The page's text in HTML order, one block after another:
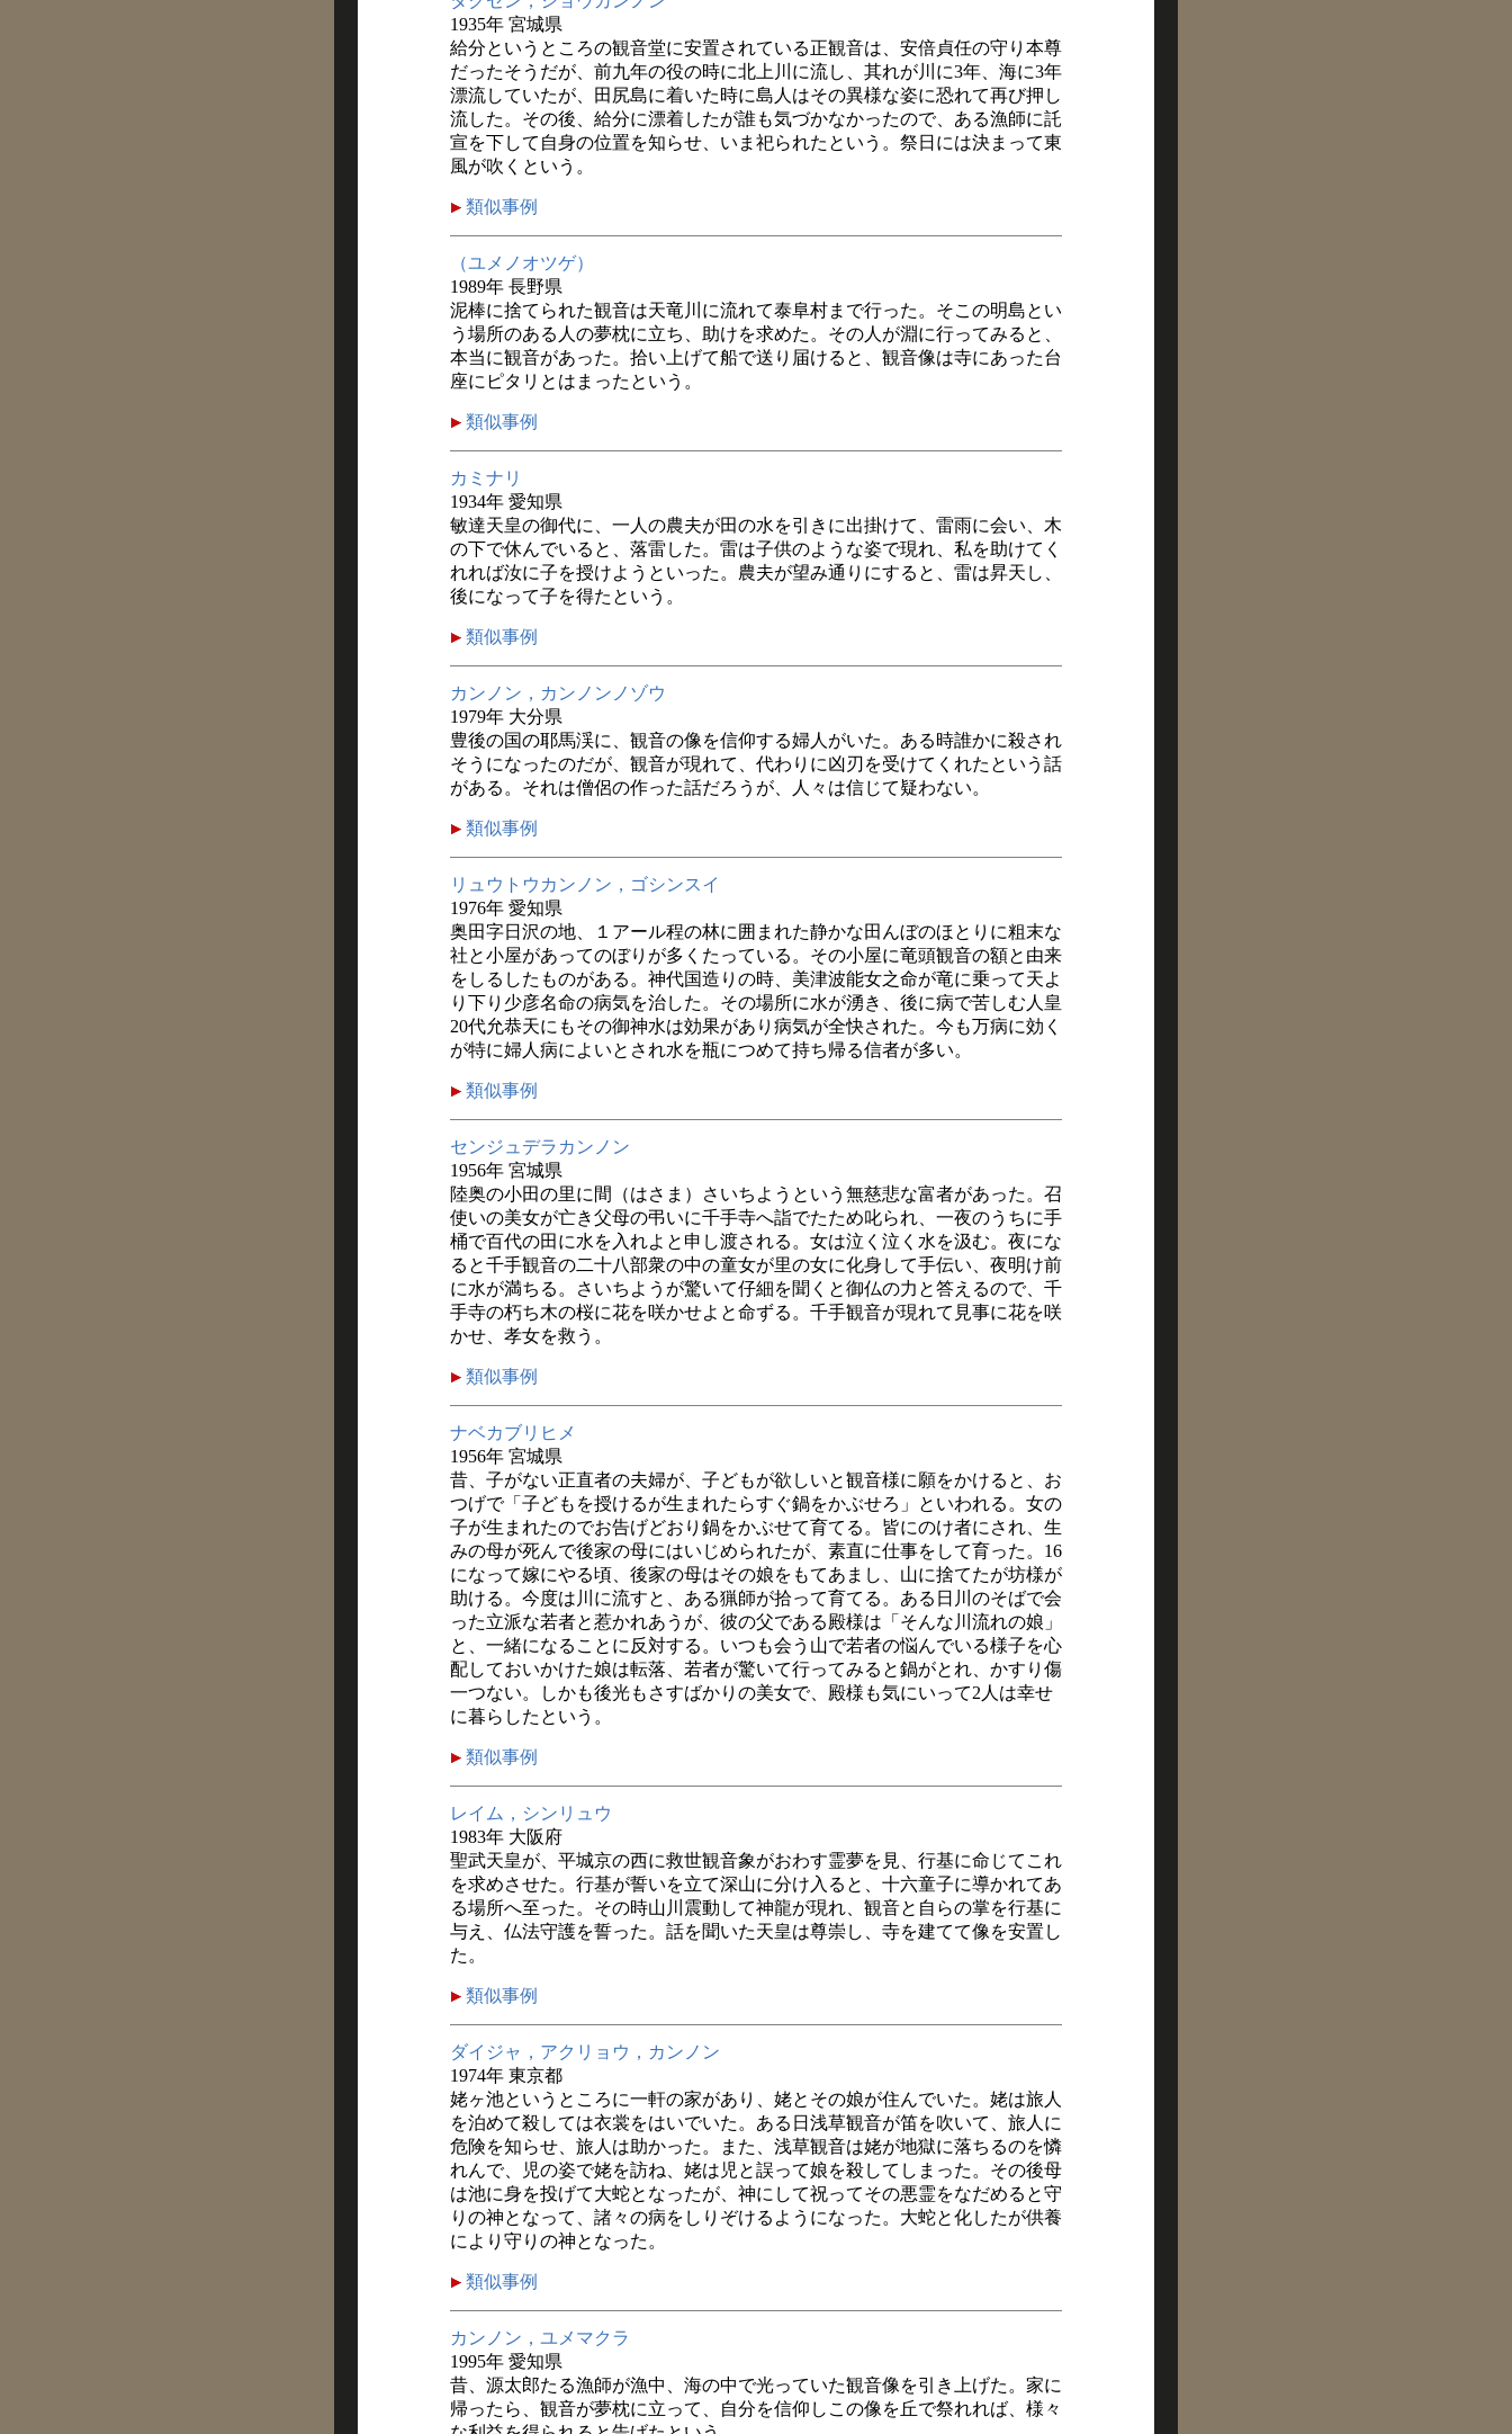
1935年 宮城県
給分というところの観音堂に安置されている正観音は、安倍貞任の守り本尊
だったそうだが、前九年の役の時に北上川に流し、其れが川に3年、海に3年
漂流していたが、田尻島に着いた時に島人はその異様な姿に恐れて再び押し
流した。その後、給分に漂着したが誰も気づかなかったので、ある漁師に託
宣を下して自身の位置を知らせ、いま祀られたという。祭日には決まって東
風が吹くという。
類似事例
（ユメノオツゲ）
1989年 長野県
泥棒に捨てられた観音は天竜川に流れて泰阜村まで行った。そこの明島とい
う場所のある人の夢枕に立ち、助けを求めた。その人が淵に行ってみると、
本当に観音があった。拾い上げて船で送り届けると、観音像は寺にあった台
座にピタリとはまったという。
類似事例
カミナリ
1934年 愛知県
敏達天皇の御代に、一人の農夫が田の水を引きに出掛けて、雷雨に会い、木
の下で休んでいると、落雷した。雷は子供のような姿で現れ、私を助けてく
れれば汝に子を授けようといった。農夫が望み通りにすると、雷は昇天し、
後になって子を得たという。
類似事例
カンノン，カンノンノゾウ
1979年 大分県
豊後の国の耶馬渓に、観音の像を信仰する婦人がいた。ある時誰かに殺され
そうになったのだが、観音が現れて、代わりに凶刃を受けてくれたという話
がある。それは僧侶の作った話だろうが、人々は信じて疑わない。
類似事例
リュウトウカンノン，ゴシンスイ
1976年 愛知県
奥田字日沢の地、１アール程の林に囲まれた静かな田んぼのほとりに粗末な
社と小屋があってのぼりが多くたっている。その小屋に竜頭観音の額と由来
をしるしたものがある。神代国造りの時、美津波能女之命が竜に乗って天よ
り下り少彦名命の病気を治した。その場所に水が湧き、後に病で苦しむ人皇
20代允恭天にもその御神水は効果があり病気が全快された。今も万病に効く
が特に婦人病によいとされ水を瓶につめて持ち帰る信者が多い。
類似事例
センジュデラカンノン
1956年 宮城県
陸奥の小田の里に間（はさま）さいちようという無慈悲な富者があった。召
使いの美女が亡き父母の弔いに千手寺へ詣でたため叱られ、一夜のうちに手
桶で百代の田に水を入れよと申し渡される。女は泣く泣く水を汲む。夜にな
ると千手観音の二十八部衆の中の童女が里の女に化身して手伝い、夜明け前
に水が満ちる。さいちようが驚いて仔細を聞くと御仏の力と答えるので、千
手寺の朽ち木の桜に花を咲かせよと命ずる。千手観音が現れて見事に花を咲
かせ、孝女を救う。
類似事例
ナベカブリヒメ
1956年 宮城県
昔、子がない正直者の夫婦が、子どもが欲しいと観音様に願をかけると、お
つげで「子どもを授けるが生まれたらすぐ鍋をかぶせろ」といわれる。女の
子が生まれたのでお告げどおり鍋をかぶせて育てる。皆にのけ者にされ、生
みの母が死んで後家の母にはいじめられたが、素直に仕事をして育った。16
になって嫁にやる頃、後家の母はその娘をもてあまし、山に捨てたが坊様が
助ける。今度は川に流すと、ある猟師が拾って育てる。ある日川のそばで会
った立派な若者と惹かれあうが、彼の父である殿様は「そんな川流れの娘」
と、一緒になることに反対する。いつも会う山で若者の悩んでいる様子を心
配しておいかけた娘は転落、若者が驚いて行ってみると鍋がとれ、かすり傷
一つない。しかも後光もさすばかりの美女で、殿様も気にいって2人は幸せ
に暮らしたという。
類似事例
レイム，シンリュウ
1983年 大阪府
聖武天皇が、平城京の西に救世観音象がおわす霊夢を見、行基に命じてこれ
を求めさせた。行基が誓いを立て深山に分け入ると、十六童子に導かれてあ
る場所へ至った。その時山川震動して神龍が現れ、観音と自らの掌を行基に
与え、仏法守護を誓った。話を聞いた天皇は尊崇し、寺を建てて像を安置し
た。
類似事例
ダイジャ，アクリョウ，カンノン
1974年 東京都
姥ヶ池というところに一軒の家があり、姥とその娘が住んでいた。姥は旅人
を泊めて殺しては衣裳をはいでいた。ある日浅草観音が笛を吹いて、旅人に
危険を知らせ、旅人は助かった。また、浅草観音は姥が地獄に落ちるのを憐
れんで、児の姿で姥を訪ね、姥は児と誤って娘を殺してしまった。その後母
は池に身を投げて大蛇となったが、神にして祝ってその悪霊をなだめると守
りの神となって、諸々の病をしりぞけるようになった。大蛇と化したが供養
により守りの神となった。
類似事例
カンノン，ユメマクラ
1995年 愛知県
昔、源太郎たる漁師が漁中、海の中で光っていた観音像を引き上げた。家に
帰ったら、観音が夢枕に立って、自分を信仰しこの像を丘で祭れれば、様々